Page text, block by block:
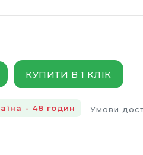
КУПИТИ В 1 КЛІК
- 48 годин Умови